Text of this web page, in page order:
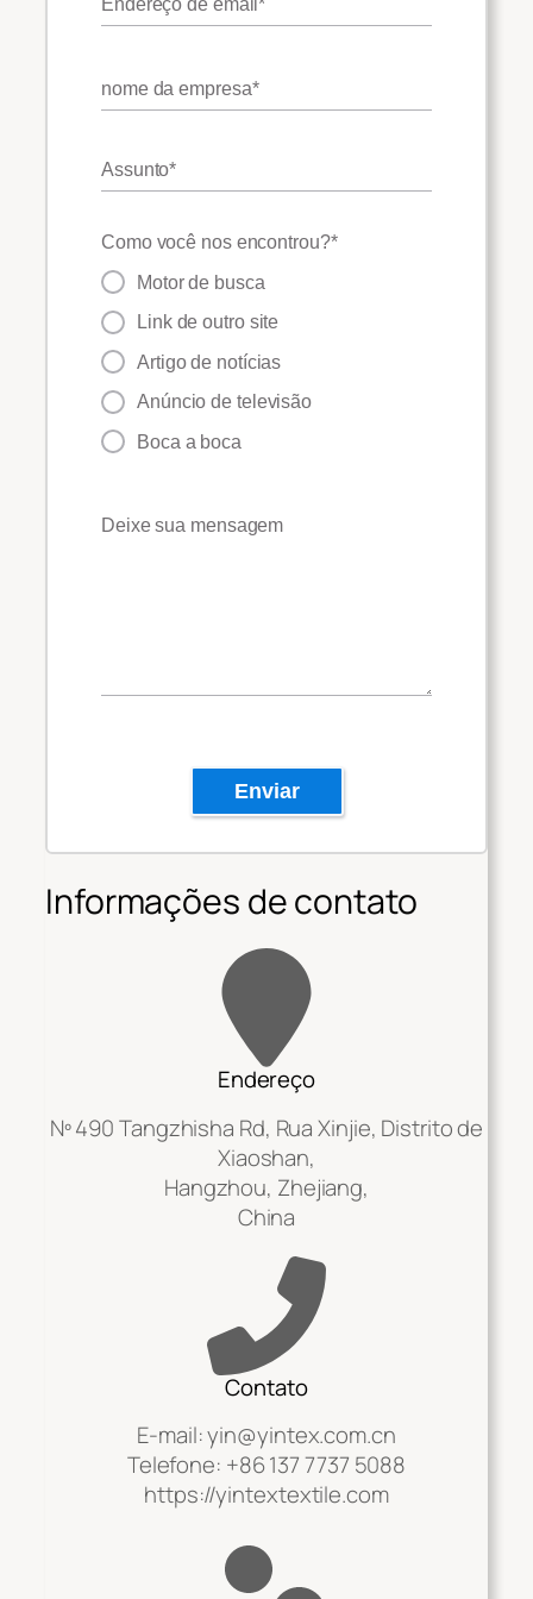
Endereço de email*
nome da empresa*
Assunto*
Como você nos encontrou?*
Motor de busca
Link de outro site
Artigo de notícias
Anúncio de televisão
Boca a boca
Deixe sua mensagem
Enviar
Informações de contato
Endereço
Nº 490 Tangzhisha Rd, Rua Xinjie, Distrito de
Xiaoshan,
Hangzhou, Zhejiang,
China
Contato
E-mail:yin@yintex.com.cn
Telefone: +86 137 7737 5088
https://yintextextile.com